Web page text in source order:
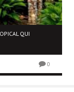
QUI
0